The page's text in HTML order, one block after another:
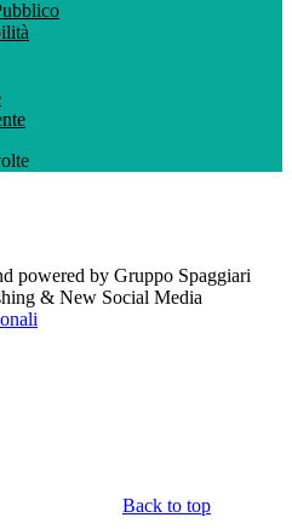
powered by Gruppo Spaggiari
& New Social Media
Back to top